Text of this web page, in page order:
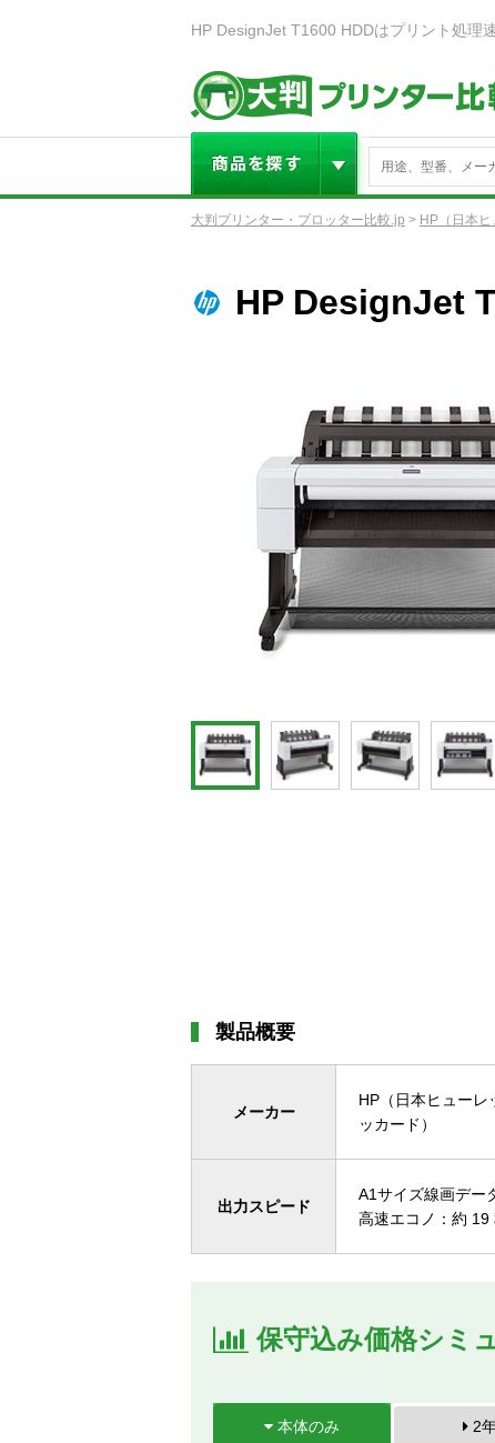
大判プリンター・プロッター比較.jp > HP（日本ヒ
HP DesignJet
製品概要
メーカー
HP（日本ヒューレ
ッカード）
出力スピード
A1サイズ線画デー
高速エコノ：約 19
保守込み価格シミ
本体のみ 2